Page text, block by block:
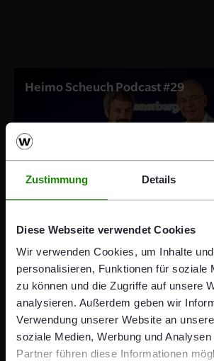
Zustimmung Details
Diese Webseite verwendet Cookies
Wir verwenden Cookies, um Inhalte
personalisieren, Funktionen für soziale
zu können und die Zugriffe auf unsere
analysieren. Außerdem geben wir
Verwendung unserer Website an
soziale Medien, Werbung und
Partner führen diese Informationen
Heimo Scheuch Podcast #29
Download the translated
(Original version is in GER)
Podcast Transcript,
PDF 168 KB